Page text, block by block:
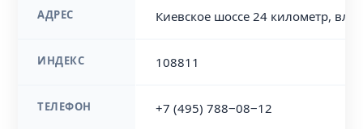
АДРЕС Киевское шоссе 24 километр, вл1
ИНДЕКС 108811
ТЕЛЕФОН +7 (495) 788‒08‒12